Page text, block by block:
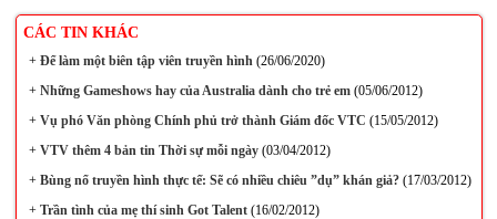
CÁC TIN KHÁC
+Để làm một biên tập viên truyền hình(26/06/2020)
+Những Gameshows hay của Australia dành cho trẻ em(05/06/2012)
+Vụ phó Văn phòng Chính phủ trở thành Giám đốc VTC (15/05/2012)
+VTV thêm 4 bản tin Thời sự mỗi ngày(03/04/2012)
+Bùng nổ truyền hình thực tế: Sẽ có nhiều chiêu ”dụ” khán giả?(17/03/2012)
+Trần tình của mẹ thí sinh Got Talent(16/02/2012)